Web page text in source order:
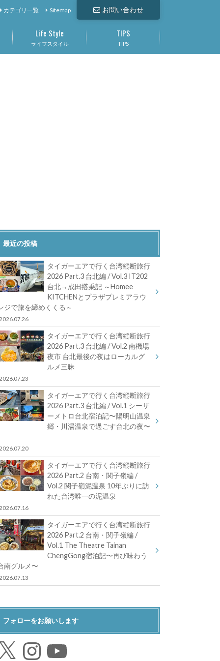
お問い合わせ
カテゴリ一覧 Sitemap
ライフスタイル
Life Style
TIPS
TIPS
最近の投稿
タイガーエアで行く台湾縦断旅行
2026 Part.3 台北編 / Vol.3 IT202
台北→成田搭乗記 ～Homee
KITCHENとプラザプレミアラウ
ジで旅を締めくくる～
タイガーエアで行く台湾縦断旅行
2026 Part.3 台北編 / Vol.2 南機場
夜市 台北最後の夜はローカルグ
ルメ三昧
タイガーエアで行く台湾縦断旅行
2026 Part.3 台北編 / Vol.1 シーザ
ーメトロ台北宿泊記〜陽明山温泉
郷・川湯温泉で過ごす台北の夜〜
タイガーエアで行く台湾縦断旅行
2026 Part.2 台南・関子嶺編 /
Vol.2 関子嶺泥温泉 10年ぶりに訪
れた台湾唯一の泥温泉
タイガーエアで行く台湾縦断旅行
2026 Part.2 台南・関子嶺編 /
Vol.1 The Theatre Tainan
ChengGong宿泊記〜再び味わう
南グルメ〜
フォローをお願いします
Instagram